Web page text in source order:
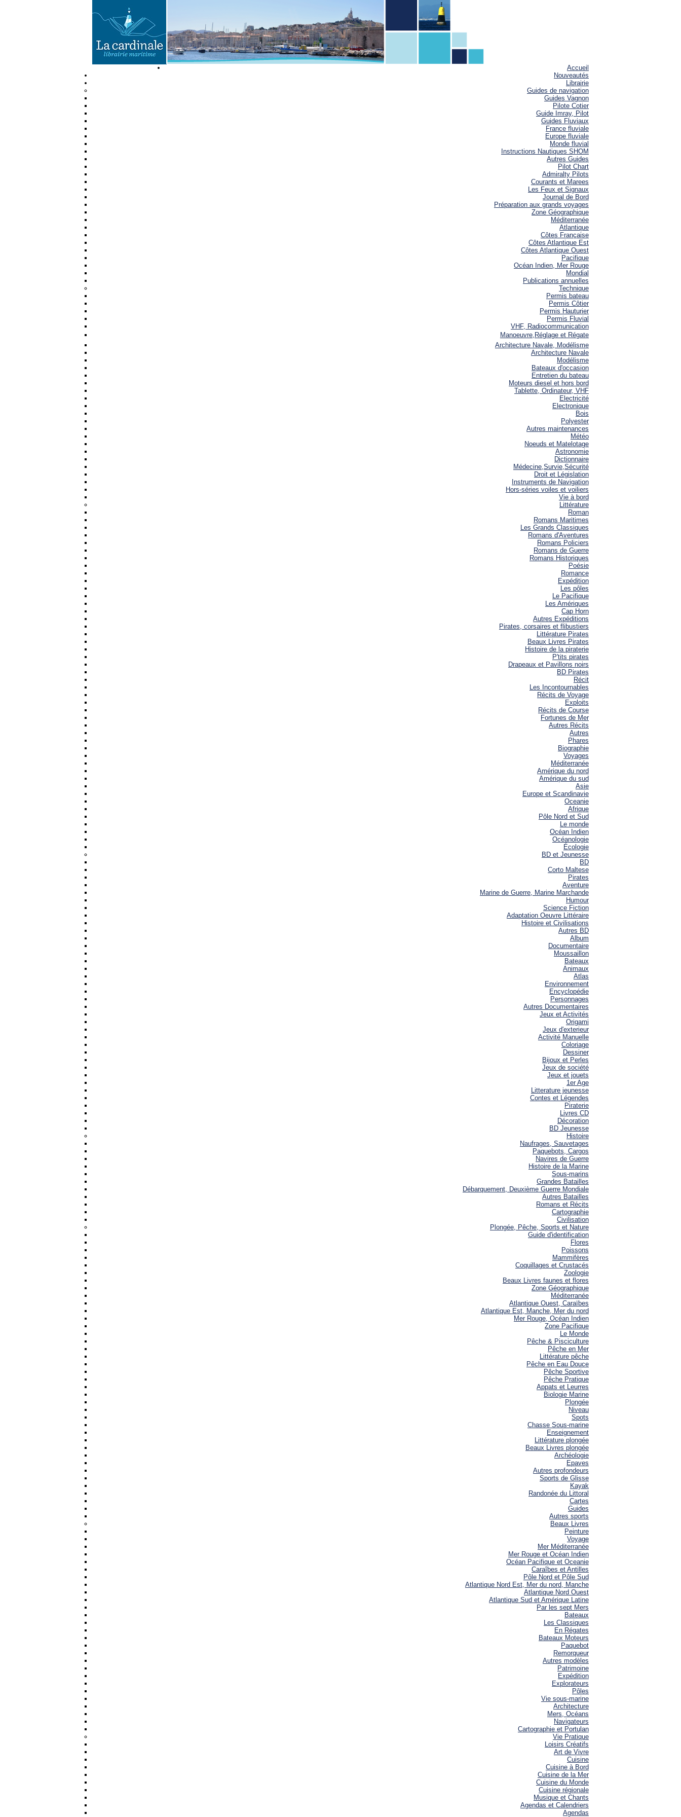
Accueil
Nouveautés
Librairie
Guides de navigation
Guides Vagnon
Pilote Cotier
Guide Imray, Pilot
Guides Fluviaux
France fluviale
Europe fluviale
Monde fluvial
Instructions Nautiques SHOM
Autres Guides
Pilot Chart
Admiralty Pilots
Courants et Marees
Les Feux et Signaux
Journal de Bord
Préparation aux grands voyages
Zone Géographique
Méditerranée
Atlantique
Côtes Française
Côtes Atlantique Est
Côtes Atlantique Ouest
Pacifique
Océan Indien, Mer Rouge
Mondial
Publications annuelles
Technique
Permis bateau
Permis Côtier
Permis Hauturier
Permis Fluvial
VHF, Radiocommunication
Manoeuvre,Réglage et Régate
Architecture Navale, Modélisme
Architecture Navale
Modélisme
Bateaux d'occasion
Entretien du bateau
Moteurs diesel et hors bord
Tablette, Ordinateur, VHF
Electricité
Electronique
Bois
Polyester
Autres maintenances
Météo
Noeuds et Matelotage
Astronomie
Dictionnaire
Médecine,Survie,Sécurité
Droit et Législation
Instruments de Navigation
Hors-séries voiles et voiliers
Vie à bord
Littérature
Roman
Romans Maritimes
Les Grands Classiques
Romans d'Aventures
Romans Policiers
Romans de Guerre
Romans Historiques
Poésie
Romance
Expédition
Les pôles
Le Pacifique
Les Amériques
Cap Horn
Autres Expéditions
Pirates, corsaires et flibustiers
Littérature Pirates
Beaux Livres Pirates
Histoire de la piraterie
P'tits pirates
Drapeaux et Pavillons noirs
BD Pirates
Récit
Les Incontournables
Récits de Voyage
Exploits
Récits de Course
Fortunes de Mer
Autres Récits
Autres
Phares
Biographie
Voyages
Méditerranée
Amérique du nord
Amérique du sud
Asie
Europe et Scandinavie
Oceanie
Afrique
Pôle Nord et Sud
Le monde
Océan Indien
Océanologie
Écologie
BD et Jeunesse
BD
Corto Maltese
Pirates
Aventure
Marine de Guerre, Marine Marchande
Humour
Science Fiction
Adaptation Oeuvre Littéraire
Histoire et Civilisations
Autres BD
Album
Documentaire
Moussaillon
Bateaux
Animaux
Atlas
Environnement
Encyclopédie
Personnages
Autres Documentaires
Jeux et Activités
Origami
Jeux d'exterieur
Activité Manuelle
Coloriage
Dessiner
Bijoux et Perles
Jeux de société
Jeux et jouets
1er Age
Litterature jeunesse
Contes et Légendes
Piraterie
Livres CD
Décoration
BD Jeunesse
Histoire
Naufrages, Sauvetages
Paquebots, Cargos
Navires de Guerre
Histoire de la Marine
Sous-marins
Grandes Batailles
Débarquement, Deuxième Guerre Mondiale
Autres Batailles
Romans et Récits
Cartographie
Civilisation
Plongée, Pêche, Sports et Nature
Guide d'identification
Flores
Poissons
Mammifères
Coquillages et Crustacés
Zoologie
Beaux Livres faunes et flores
Zone Géographique
Méditerranée
Atlantique Ouest, Caraïbes
Atlantique Est, Manche, Mer du nord
Mer Rouge, Océan Indien
Zone Pacifique
Le Monde
Pêche & Pisciculture
Pêche en Mer
Littérature pêche
Pêche en Eau Douce
Pêche Sportive
Pêche Pratique
Appats et Leurres
Biologie Marine
Plongée
Niveau
Spots
Chasse Sous-marine
Enseignement
Littérature plongée
Beaux Livres plongée
Archéologie
Epaves
Autres profondeurs
Sports de Glisse
Kayak
Randonée du Littoral
Cartes
Guides
Autres sports
Beaux Livres
Peinture
Voyage
Mer Méditerranée
Mer Rouge et Océan Indien
Océan Pacifique et Oceanie
Caraîbes et Antilles
Pôle Nord et Pôle Sud
Atlantique Nord Est, Mer du nord, Manche
Atlantique Nord Ouest
Atlantique Sud et Amérique Latine
Par les sept Mers
Bateaux
Les Classiques
En Régates
Bateaux Moteurs
Paquebot
Remorqueur
Autres modèles
Patrimoine
Expédition
Explorateurs
Pôles
Vie sous-marine
Architecture
Mers, Océans
Navigateurs
Cartographie et Portulan
Vie Pratique
Loisirs Créatifs
Art de Vivre
Cuisine
Cuisine à Bord
Cuisine de la Mer
Cuisine du Monde
Cuisine régionale
Musique et Chants
Agendas et Calendriers
Agendas